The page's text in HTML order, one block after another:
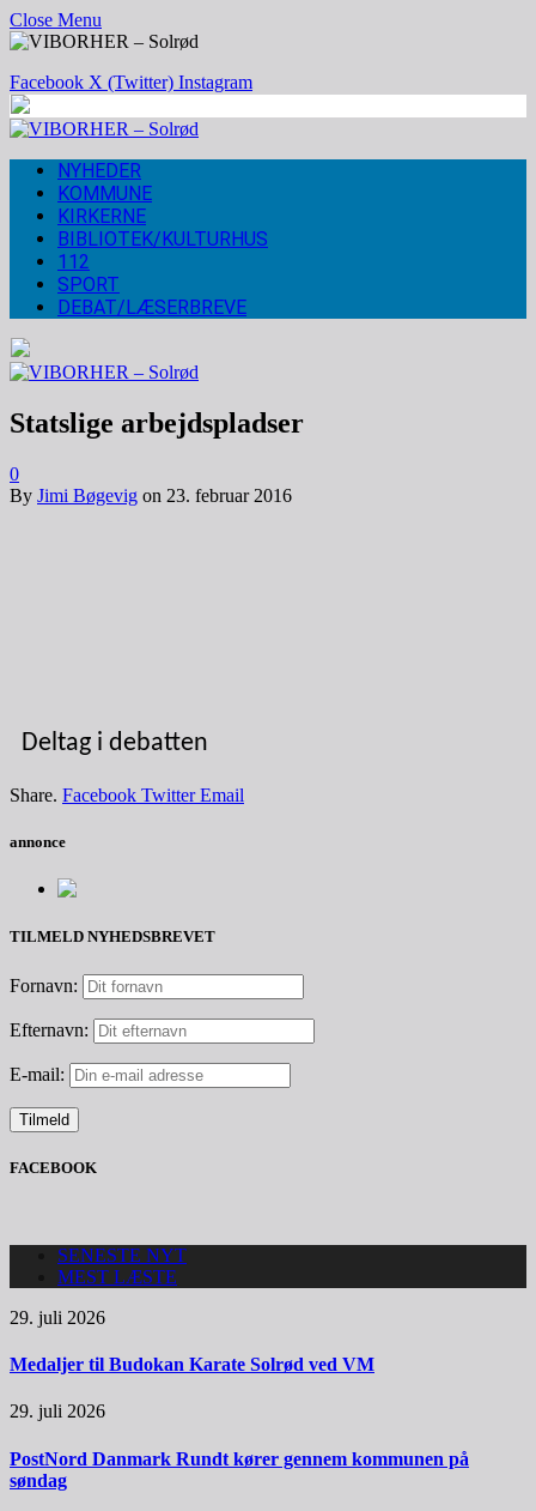
Close Menu
Facebook X (Twitter) Instagram
NYHEDER
KOMMUNE
KIRKERNE
BIBLIOTEK/KULTURHUS
112
SPORT
DEBAT/LÆSERBREVE
Statslige arbejdspladser
0
By Jimi Bøgevig on 23. februar 2016
Deltag i debatten
Share. Facebook Twitter Email
annonce
TILMELD NYHEDSBREVET
Fornavn:
Efternavn:
E-mail:
FACEBOOK
SENESTE NYT
MEST LÆSTE
29. juli 2026
Medaljer til Budokan Karate Solrød ved VM
29. juli 2026
PostNord Danmark Rundt kører gennem kommunen på
søndag